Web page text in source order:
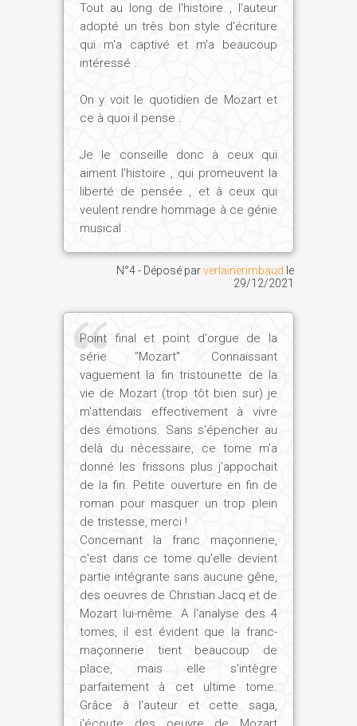
et de musicien.
initié ?
sont tombés dans l'oubli parce que ce
sont souvent des oeuvres un peu
secondaires, sauf deux : Idoménée, roi
de Crète, une histoire mythologique, et
L'Enlèvement au sérail, qui est très
apprécié, avec ces « turqueries » et un
très beau personnage de femme – c'est
Constance, comme sa future épouse. Un
joli clin d'oeil du destin !
Vous dites qu'il est initié à l'âge de vingt-
huit ans... Mais dans ce premier volume,
il rencontre bien avant un certain
Thamos, qui vient de Haute-Egypte et va
très tôt guider ses pas vers cette
initiation...Christian Jacq :
personnage pour concrétiser l'apport de
l'Egypte ancienne dans la vie de Mozart,
ainsi que ses liens réels avec la Franc-
Maçonnerie. Mais au-delà de cette
approche romanesque, il est vrai que
Mozart a eu très jeune des contacts
avec divers Francs-Maçons : notamment
avec le fameux docteur Mesmer, l'auteur
de la théorie du magnétisme, qui lui a fait
écrire à douze ans la musique de Bastien
Tout au long de l'histoire , l'auteur
adopté un très bon style d'écriture
qui m'a captivé et m'a beaucoup
intéressé .
On y voit le quotidien de Mozart et
ce à quoi il pense .
Je le conseille donc à ceux qui
aiment l'histoire , qui promeuvent la
liberté de pensée , et à ceux qui
veulent rendre hommage à ce génie
musical .
N°4 - Déposé parverlainerimbaud le
29/12/2021
Point final et point d'orgue de la
série "Mozart". Connaissant
vaguement la fin tristounette de la
vie de Mozart (trop tôt bien sur) je
m'attendais effectivement à vivre
des émotions. Sans s'épencher au
delà du nécessaire, ce tome m'a
donné les frissons plus j'appochait
de la fin. Petite ouverture en fin de
roman pour masquer un trop plein
de tristesse, merci !
Concernant la franc maçonnerie,
c'est dans ce tome qu'elle devient
partie intégrante sans aucune gêne,
des oeuvres de Christian Jacq et de
Mozart lui-même. A l'analyse des 4
tomes, il est évident que la franc-
maçonnerie tient beaucoup de
place, mais elle s'intègre
parfaitement à cet ultime tome.
Grâce à l'auteur et cette saga,